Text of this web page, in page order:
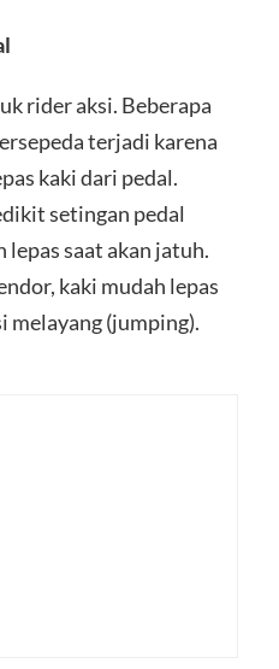
rider aksi. Beberapa
terjadi karena
kaki dari pedal.
setingan pedal
lepas saat akan jatuh.
kaki mudah lepas
melayang (jumping).